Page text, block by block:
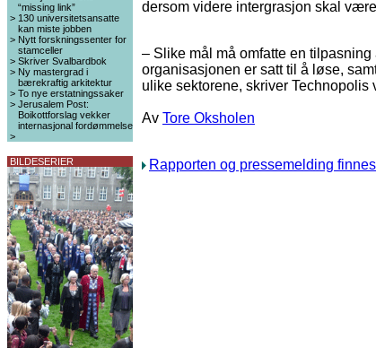
“missing link”
> 130 universitetsansatte
kan miste jobben
> Nytt forskningssenter for
stamceller
> Skriver Svalbardbok
> Ny mastergrad i
bærekraftig arkitektur
> To nye erstatningssaker
> Jerusalem Post:
Boikottforslag vekker
internasjonal fordømmelse
>
BILDESERIER
dersom videre intergrasjon skal
– Slike mål må omfatte en
organisasjonen er satt til å løse,
ulike sektorene, skriver Technopolis
Av Tore Oksholen
Rapporten og pressemelding